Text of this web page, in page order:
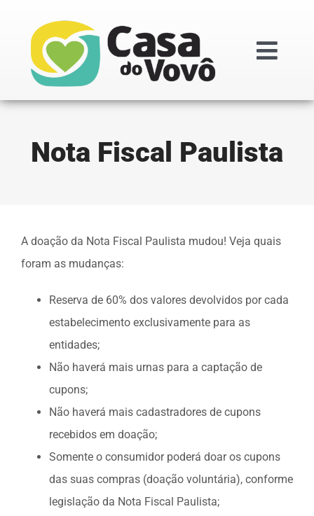
conteúdo
Doações
Regimentos
Nota Fiscal Paulista
A doação da Nota Fiscal Paulista mudou! Veja quais
foram as mudanças:
Reserva de 60% dos valores devolvidos por cada
estabelecimento exclusivamente para as
entidades;
Não haverá mais urnas para a captação de
cupons;
Não haverá mais cadastradores de cupons
recebidos em doação;
Somente o consumidor poderá doar os cupons
das suas compras (doação voluntária), conforme
legislação da Nota Fiscal Paulista;